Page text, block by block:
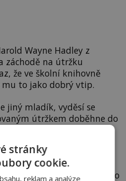
Wayne Hadley z
záchodě na útržku
že ve školní knihovně
to jako dobrý vtip.
jiný mladík, vyděsí se
útržkem doběhne do
celkem 11 speciálních
školu, ale nic nenajdou.
podle rukopisu a zatčen.
své jednání nemyslel jako
stránky
cookie.
reklam a analýze